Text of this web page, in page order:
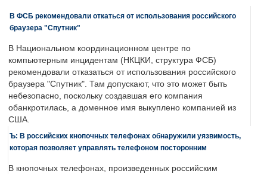
В ФСБ рекомендовали откаться от использования российского
браузера "Спутник"
В Национальном координационном центре по
компьютерным инцидентам (НКЦКИ, структура ФСБ)
рекомендовали отказаться от использования российского
браузера "Спутник". Там допускают, что это может быть
небезопасно, поскольку создавшая его компания
обанкротилась, а доменное имя выкуплено компанией из
США.
Ъ: В российских кнопочных телефонах обнаружили уязвимость,
которая позволяет управлять телефоном посторонним
В кнопочных телефонах, произведенных российским